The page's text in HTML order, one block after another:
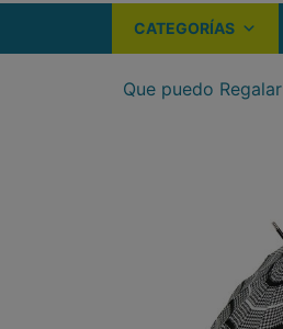
CATEGORÍAS
Que puedo Regalar